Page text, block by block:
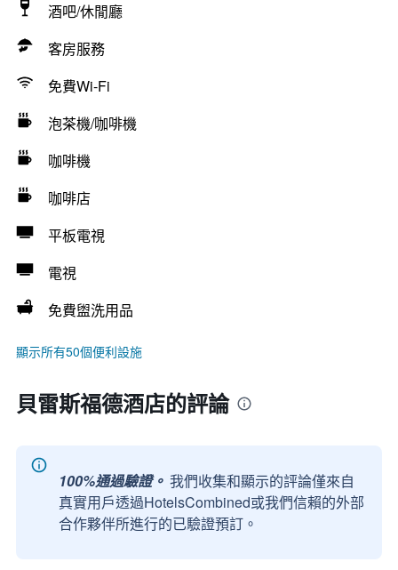
酒吧/休閒廳
客房服務
免費Wi-Fi
泡茶機/咖啡機
咖啡機
咖啡店
平板電視
電視
免費盥洗用品
顯示所有50個便利設施
貝雷斯福德酒店的評論
100%通過驗證。 我們收集和顯示的評論僅來自
真實用戶透過HotelsCombined或我們信賴的外部
合作夥伴所進行的已驗證預訂。